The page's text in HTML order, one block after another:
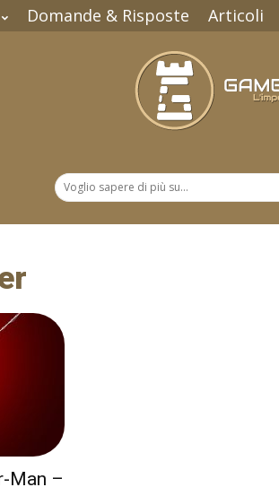
Domande & Risposte Articoli
Man –